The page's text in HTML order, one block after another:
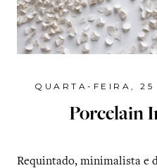
QUARTA-FEIRA,
Porcelain
Requintado, minimalista e